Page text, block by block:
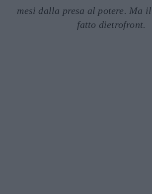
mesi dalla presa al potere. Ma
fatto dietrofront.